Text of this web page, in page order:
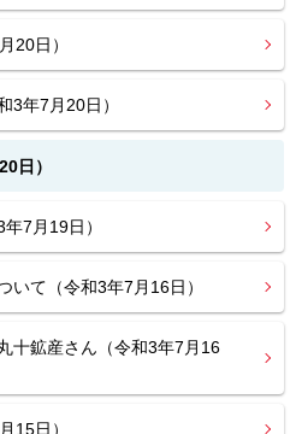
20日）
3年7月20日）
日）
7月19日）
いて（令和3年7月16日）
十鉱産さん（令和3年7月16
15日）